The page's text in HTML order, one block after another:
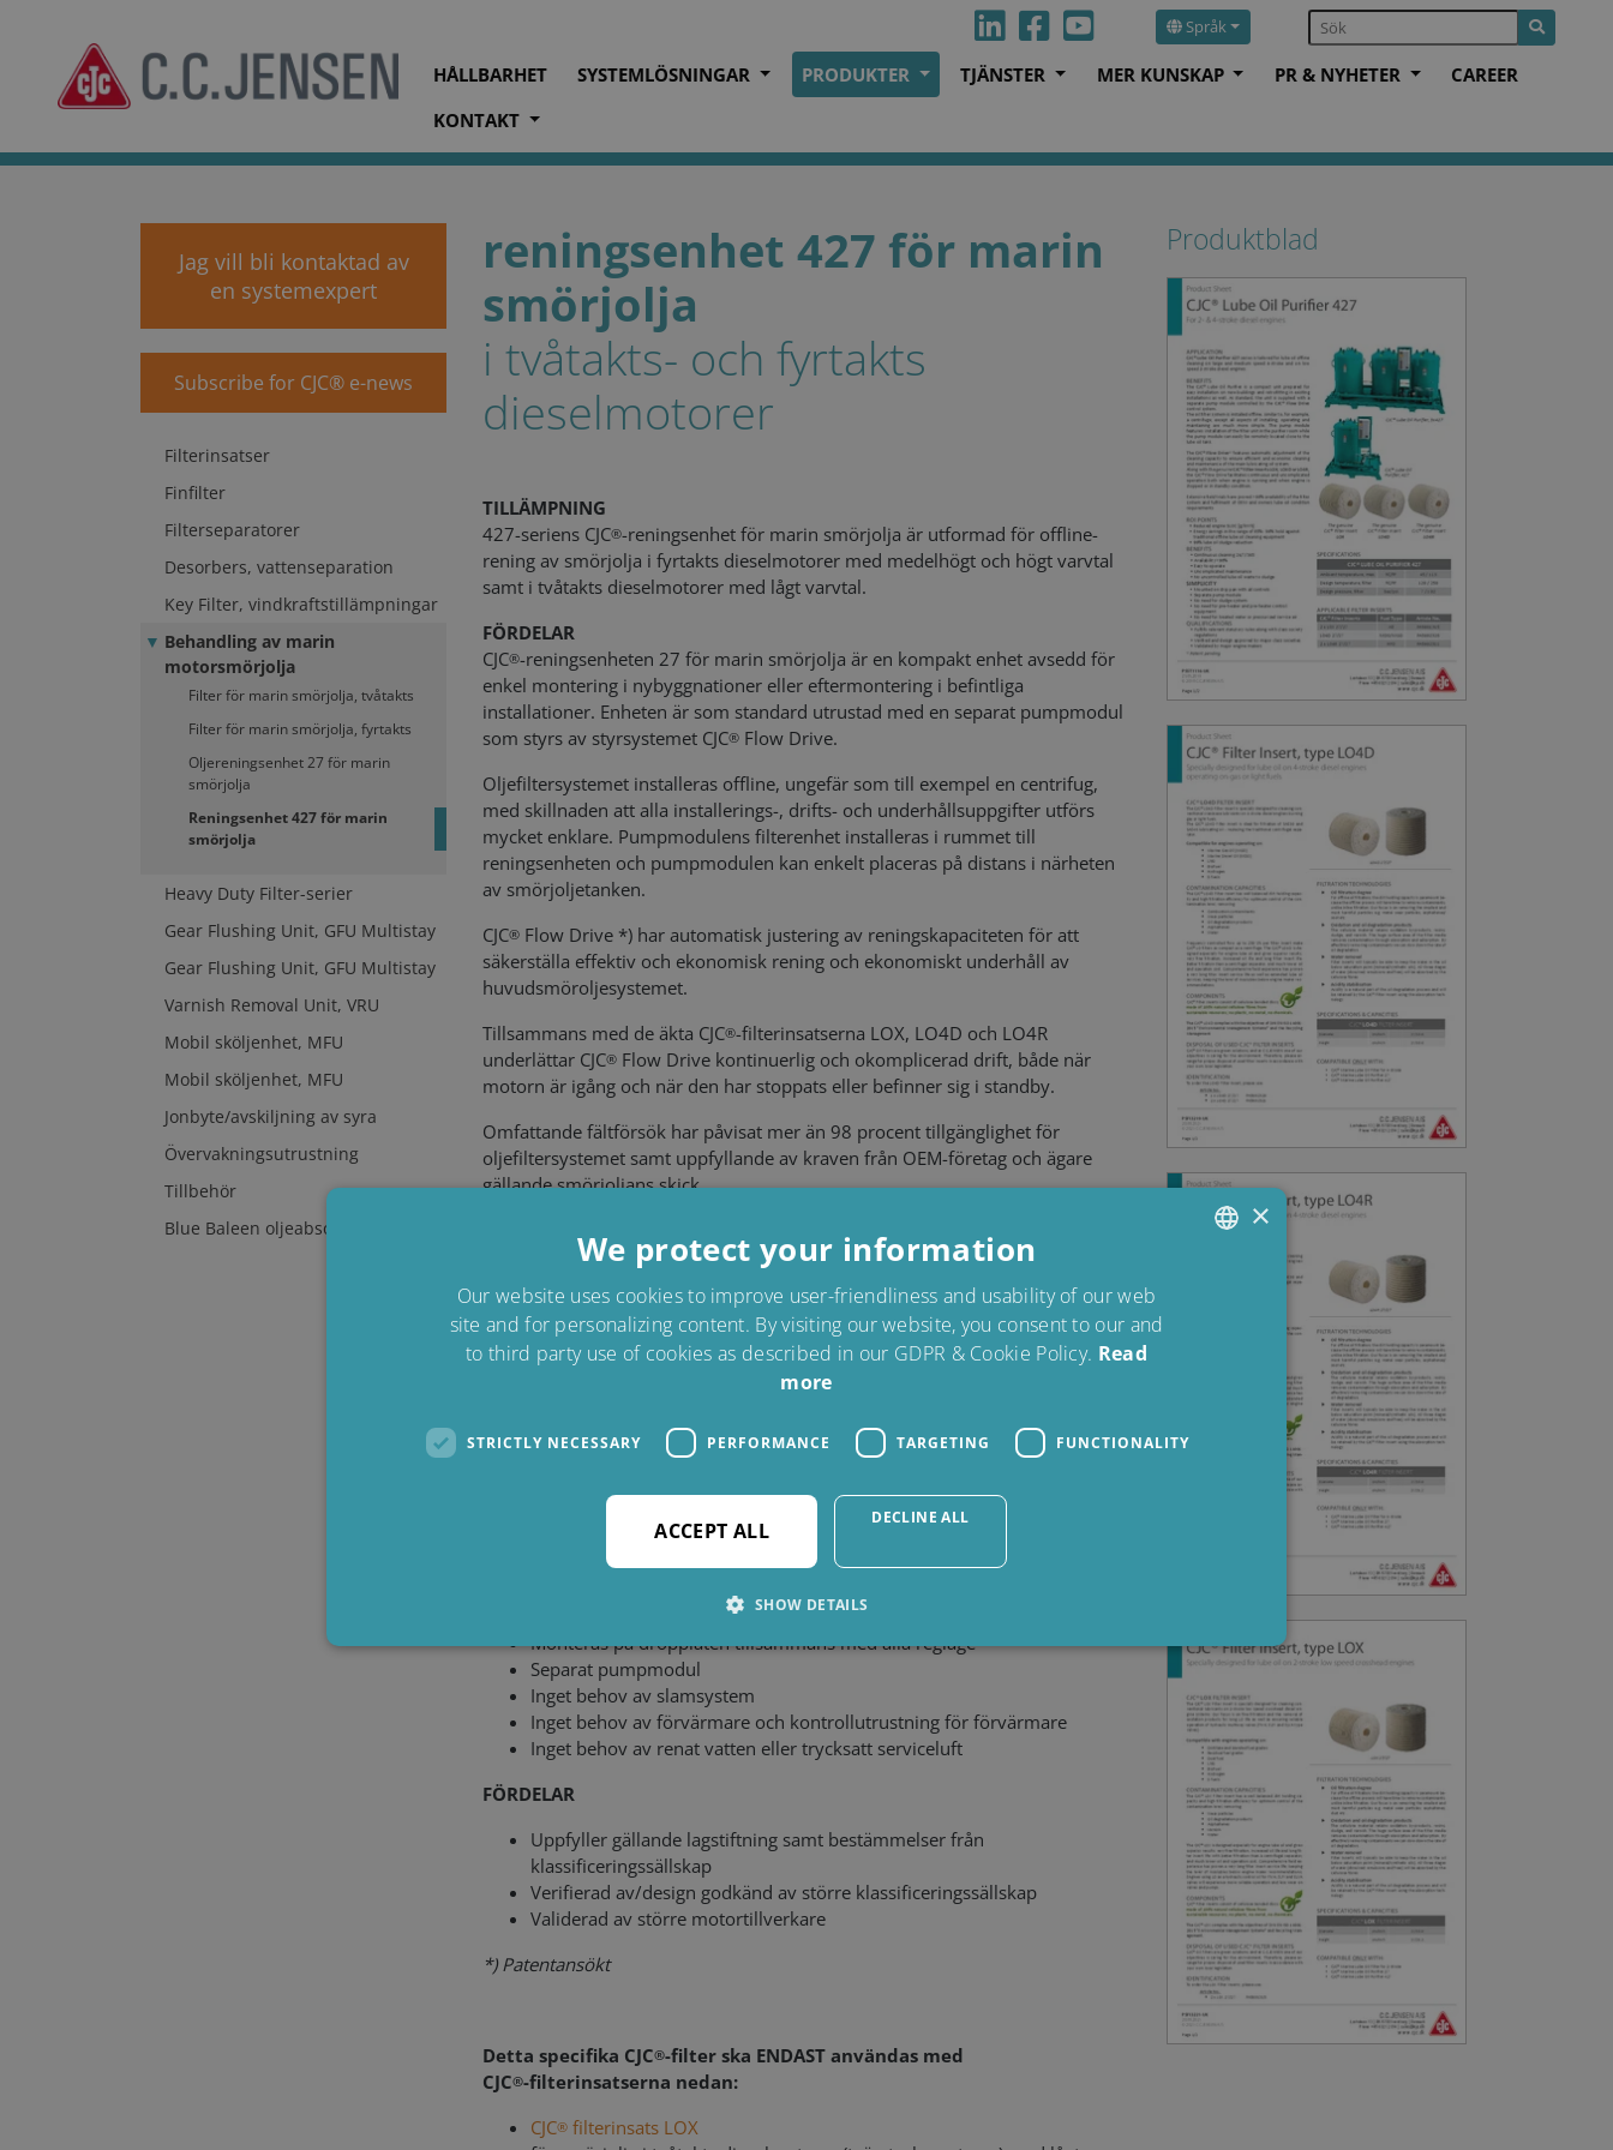
Språk
HÅLLBARHET SYSTEMLÖSNINGAR PRODUKTER TJÄNSTER MER KUNSKAP PR & NYHETER
CAREER
KONTAKT
Jag vill bli kontaktad av
en systemexpert
Subscribe for CJC® e-news
Filterinsatser
Finfilter
Filterseparatorer
Desorbers, vattenseparation
Key Filter, vindkraftstillämpningar
Behandling av marin
motorsmörjolja
Filter för marin smörjolja, tvåtakts
Filter för marin smörjolja, fyrtakts
Oljereningsenhet 27 för marin
smörjolja
Reningsenhet 427 för marin
smörjolja
Heavy Duty Filter-serier
Gear Flushing Unit, GFU Multistay
Gear Flushing Unit, GFU Multistay
Varnish Removal Unit, VRU
Mobil sköljenhet, MFU
Mobil sköljenhet, MFU
Jonbyte/avskiljning av syra
Övervakningsutrustning
Tillbehör
Blue Baleen oljeabsorbentsystem
reningsenhet 427 för marin
smörjolja
i tvåtakts- och fyrtakts
dieselmotorer
TILLÄMPNING
427-seriens CJC®-reningsenhet för marin smörjolja är utformad för offline-
rening av smörjolja i fyrtakts dieselmotorer med medelhögt och högt varvtal
samt i tvåtakts dieselmotorer med lågt varvtal.
FÖRDELAR
CJC®-reningsenheten 27 för marin smörjolja är en kompakt enhet avsedd för
enkel montering i nybyggnationer eller eftermontering i befintliga
installationer. Enheten är som standard utrustad med en separat pumpmodul
som styrs av styrsystemet CJC® Flow Drive.
Oljefiltersystemet installeras offline, ungefär som till exempel en centrifug,
med skillnaden att alla installerings-, drifts- och underhållsuppgifter utförs
mycket enklare. Pumpmodulens filterenhet installeras i rummet till
reningsenheten och pumpmodulen kan enkelt placeras på distans i närheten
av smörjoljetanken.
CJC® Flow Drive *) har automatisk justering av reningskapaciteten för att
säkerställa effektiv och ekonomisk rening och ekonomiskt underhåll av
huvudsmöroljesystemet.
Tillsammans med de äkta CJC®-filterinsatserna LOX, LO4D och LO4R
underlättar CJC® Flow Drive kontinuerlig och okomplicerad drift, både när
motorn är igång och när den har stoppats eller befinner sig i standby.
Omfattande fältförsök har påvisat mer än 98 procent tillgänglighet för
oljefiltersystemet samt uppfyllande av kraven från OEM-företag och ägare
gällande smörjoljans skick
Minskar motorns SLOC (specific lube oil consumption)/[g/kWh]
Energibesparingar på 95–98 procent jämfört med traditionell offline-
utrustning för rening av smörjolja
99 procent mindre slam från smörjolja
Kontinuerlig rening dygnet runt
Enkel användning
Okomplicerat underhåll
Monteras på dropplåten tillsammans med alla reglage
Separat pumpmodul
Inget behov av slamsystem
Inget behov av förvärmare och kontrollutrustning för förvärmare
Inget behov av renat vatten eller trycksatt serviceluft
FÖRDELAR
Uppfyller gällande lagstiftning samt bestämmelser från
klassificeringssällskap
Verifierad av/design godkänd av större klassificeringssällskap
Validerad av större motortillverkare
*) Patentansökt
Detta specifika CJC®-filter ska ENDAST användas med
CJC®-filterinsatserna nedan:
CJC® filterinsats LOX
Produktblad
×
We protect your information
Our website uses cookies to improve user-friendliness and usability of our web
site and for personalizing content. By visiting our website, you consent to our and
to third party use of cookies as described in our GDPR & Cookie Policy. Read
more
STRICTLY NECESSARY PERFORMANCE TARGETING FUNCTIONALITY
ACCEPT ALL
DECLINE ALL
SHOW DETAILS
Strictly necessary Performance
Strictly necessary cookies allow core website functionality such as user login and account management. The website cannot be used properly
without strictly necessary cookies.
Provider /
LinkedIn
Corporation
.linkedin.com
6 months Used to store guest consent to the use of cookies for non-essential purposes
CookieScript
1 month
This cookie is used by Cookie-Script.com service to remember visitor cookie
consent preferences. It is necessary for Cookie-Script.com cookie banner to work